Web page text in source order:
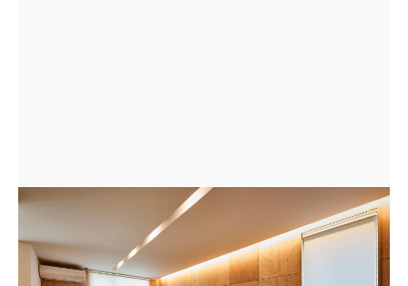
テレビボードは広いリビングに合わせてタモで一面造作
し、ベンチも兼ねる。壁はマホガニーべニアで木の温も
りを感じるデザイン。長い時間を過ごすリビングは経年